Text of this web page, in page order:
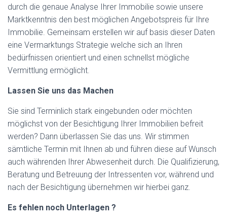
durch die genaue Analyse Ihrer Immobilie sowie unsere
Marktkenntnis den best möglichen Angebotspreis für Ihre
Immobilie. Gemeinsam erstellen wir auf basis dieser Daten
eine Vermarktungs Strategie welche sich an Ihren
bedürfnissen orientiert und einen schnellst mögliche
Vermittlung ermöglicht.
Lassen Sie uns das Machen
Sie sind Terminlich stark eingebunden oder möchten
möglichst von der Besichtigung Ihrer Immobilien befreit
werden? Dann überlassen Sie das uns. Wir stimmen
sämtliche Termin mit Ihnen ab und führen diese auf Wunsch
auch währenden Ihrer Abwesenheit durch. Die Qualifizierung,
Beratung und Betreuung der Intressenten vor, während und
nach der Besichtigung übernehmen wir hierbei ganz.
Es fehlen noch Unterlagen ?